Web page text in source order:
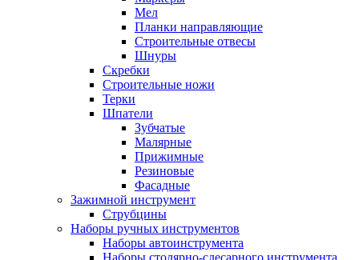
Мел
Планки направляющие
Строительные отвесы
Шнуры
Скребки
Строительные ножи
Терки
Шпатели
Зубчатые
Малярные
Прижимные
Резиновые
Фасадные
Зажимной инструмент
Струбцины
Наборы ручных инструментов
Наборы автоинструмента
Наборы столярно-слесарного инструмента